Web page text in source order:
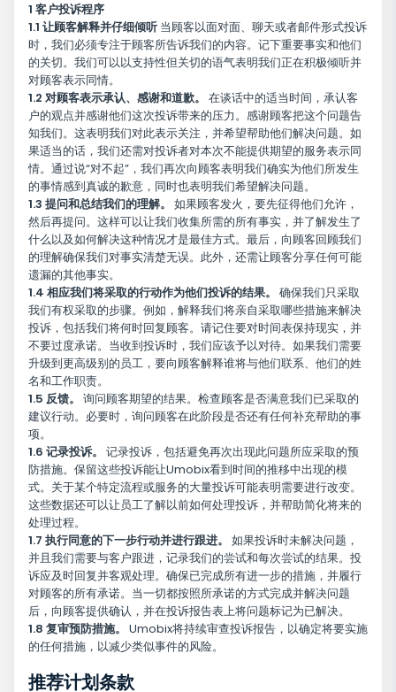
1 客户投诉程序
1.1 让顾客解释并仔细倾听 当顾客以面对面、聊天或者邮件形式投诉
时，我们必须专注于顾客所告诉我们的内容。记下重要事实和他们
的关切。我们可以以支持性但关切的语气表明我们正在积极倾听并
对顾客表示同情。
1.2 对顾客表示承认、感谢和道歉。 在谈话中的适当时间，承认客
户的观点并感谢他们这次投诉带来的压力。感谢顾客把这个问题告
知我们。这表明我们对此表示关注，并希望帮助他们解决问题。如
果适当的话，我们还需对投诉者对本次不能提供期望的服务表示同
情。通过说“对不起”，我们再次向顾客表明我们确实为他们所发生
的事情感到真诚的歉意，同时也表明我们希望解决问题。
1.3 提问和总结我们的理解。 如果顾客发火，要先征得他们允许，
然后再提问。这样可以让我们收集所需的所有事实，并了解发生了
什么以及如何解决这种情况才是最佳方式。最后，向顾客回顾我们
的理解确保我们对事实清楚无误。此外，还需让顾客分享任何可能
遗漏的其他事实。
1.4 相应我们将采取的行动作为他们投诉的结果。 确保我们只采取
我们有权采取的步骤。例如，解释我们将亲自采取哪些措施来解决
投诉，包括我们将何时回复顾客。请记住要对时间表保持现实，并
不要过度承诺。当收到投诉时，我们应该予以对待。如果我们需要
升级到更高级别的员工，要向顾客解释谁将与他们联系、他们的姓
名和工作职责。
1.5 反馈。 询问顾客期望的结果。检查顾客是否满意我们已采取的
建议行动。必要时，询问顾客在此阶段是否还有任何补充帮助的事
项。
1.6 记录投诉。 记录投诉，包括避免再次出现此问题所应采取的预
防措施。保留这些投诉能让Umobix看到时间的推移中出现的模
式。关于某个特定流程或服务的大量投诉可能表明需要进行改变。
这些数据还可以让员工了解以前如何处理投诉，并帮助简化将来的
处理过程。
1.7 执行同意的下一步行动并进行跟进。 如果投诉时未解决问题，
并且我们需要与客户跟进，记录我们的尝试和每次尝试的结果。投
诉应及时回复并客观处理。确保已完成所有进一步的措施，并履行
对顾客的所有承诺。当一切都按照所承诺的方式完成并解决问题
后，向顾客提供确认，并在投诉报告表上将问题标记为已解决。
1.8 复审预防措施。 Umobix将持续审查投诉报告，以确定将要实施
的任何措施，以减少类似事件的风险。
推荐计划条款